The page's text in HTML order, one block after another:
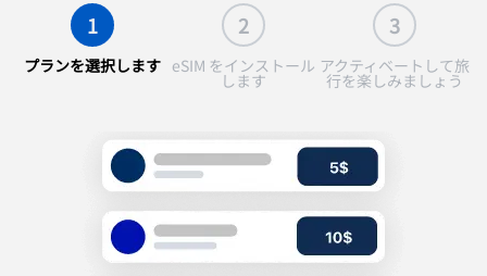
1
プランを選択します
2
eSIM をインストール
します
3
アクティベートして旅
行を楽しみましょう